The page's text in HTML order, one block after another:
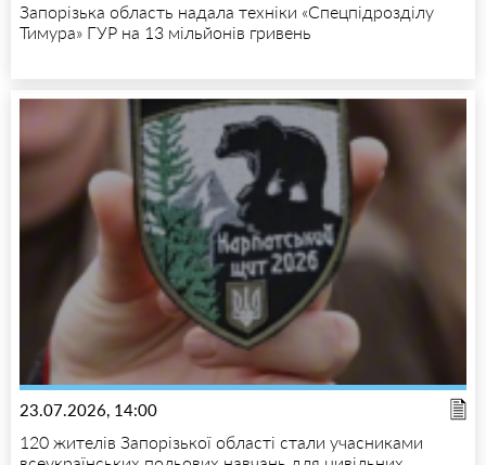
Запорізька область надала техніки «Спецпідрозділу
Тимура» ГУР на 13 мільйонів гривень
23.07.2026, 14:00
120 жителів Запорізької області стали учасниками